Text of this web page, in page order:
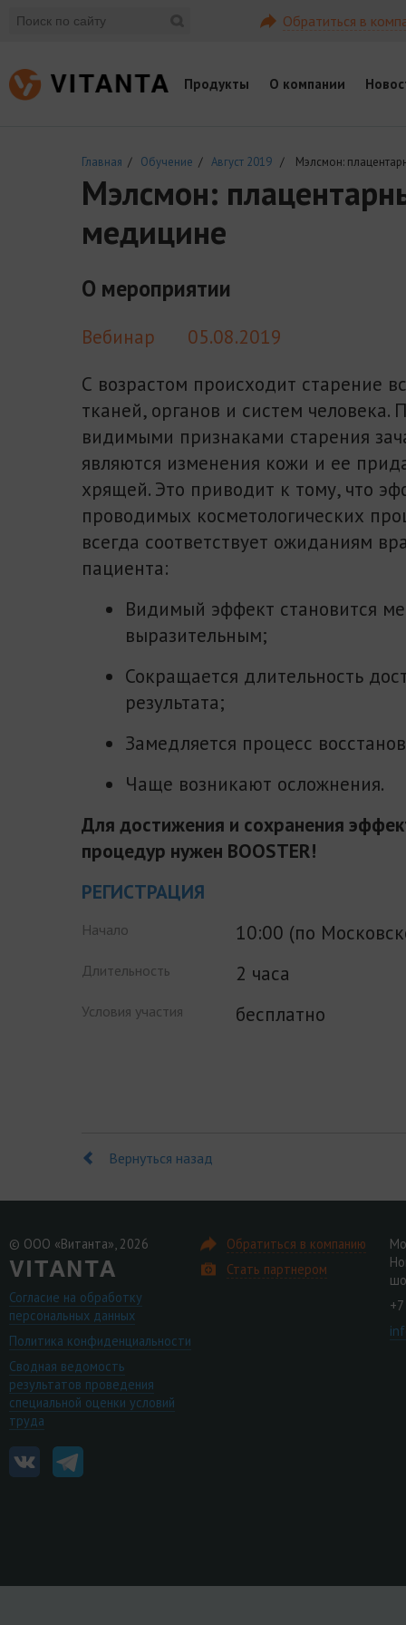
Обратиться в
Продукты О компании
Главная / Обучение / Август 2019 / Мэлсмон:
Мэлсмон:
медицине
О мероприятии
Вебинар
05.08.2019
С возрастом происходит старение
тканей, органов и систем человека.
видимыми признаками старения
являются изменения кожи и ее
хрящей. Это приводит к тому, что
проводимых косметологических
всегда соответствует ожиданиям
пациента:
Видимый эффект становится
выразительным;
Сокращается длительность
результата;
Замедляется процесс
Чаще возникают осложнения.
Для достижения и сохранения
процедур нужен BOOSTER!
РЕГИСТРАЦИЯ
Начало 10:00 (по
Длительность 2 часа
Условия участия бесплатно
Вернуться назад
© ООО «Витанта», 2026
Согласие на обработку
персональных данных
Политика конфиденциальности
Сводная ведомость
результатов проведения
специальной оценки условий
труда
Обратиться в компанию
Стать партнером